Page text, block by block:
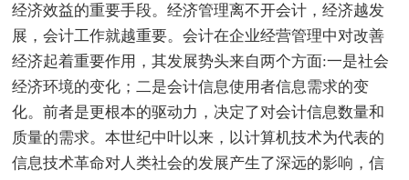
经济效益的重要手段。经济管理离不开会计，经济越发
展，会计工作就越重要。会计在企业经营管理中对改善
经济起着重要作用，其发展势头来自两个方面:一是社会
经济环境的变化；二是会计信息使用者信息需求的变
化。前者是更根本的驱动力，决定了对会计信息数量和
质量的需求。本世纪中叶以来，以计算机技术为代表的
信息技术革命对人类社会的发展产生了深远的影响，信